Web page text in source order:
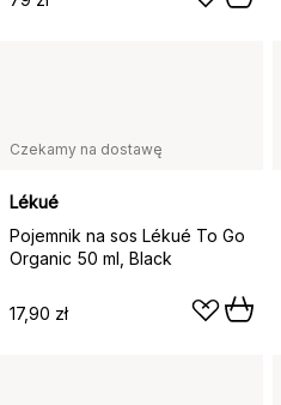
Czekamy na dostawę
Lékué
Pojemnik na sos Lékué To Go
Organic 50 ml, Black
17,90 zł